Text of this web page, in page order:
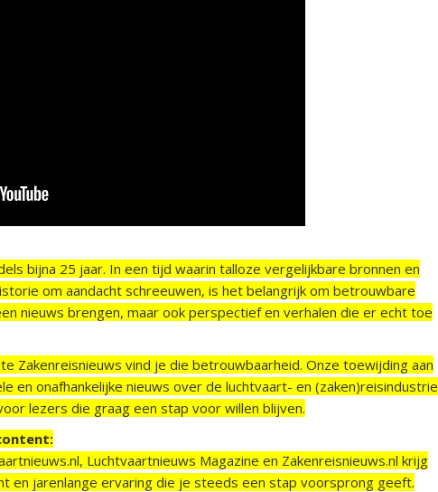
bijna 25 jaar. In een tijd waarin talloze vergelijkbare bronnen en
om aandacht schreeuwen, is het belangrijk om betrouwbare
nieuws brengen, maar ook perspectief en verhalen die er echt toe
Zakenreisnieuws vind je die betrouwbaarheid. Onze toewijding aan
en onafhankelijke nieuws over de luchtvaart- en (zaken)reisindustrie
lezers die graag een stap voor willen blijven.
Luchtvaartnieuws Magazine en Zakenreisnieuws.nl krijg
en jarenlange ervaring die je steeds een stap voorsprong geeft.